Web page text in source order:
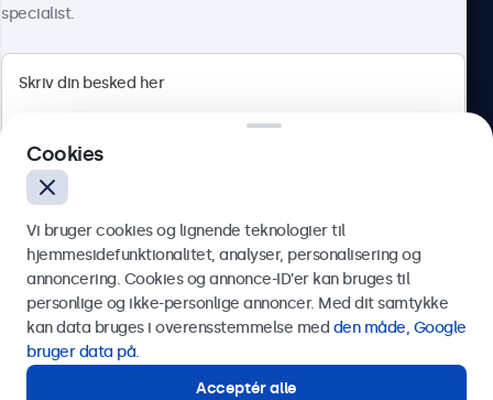
Herstedøstervej 27-29, unit A, 2620 Albertslund, Danmark
Dansk
specialist.
Send
Eller ring til os på
Cookies
Vi bruger cookies og lignende teknologier til
hjemmesidefunktionalitet, analyser, personalisering og
annoncering. Cookies og annonce-ID’er kan bruges til
personlige og ikke-personlige annoncer. Med dit samtykke
kan data bruges i overensstemmelse med den måde, Google
bruger data på.
Acceptér alle